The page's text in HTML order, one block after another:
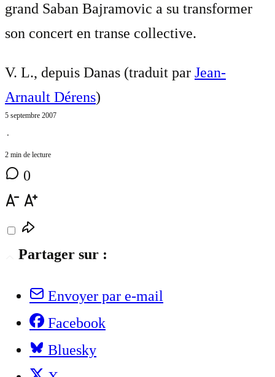
grand Saban Bajramovic a su transformer
son concert en transe collective.
V. L., depuis Danas (traduit par Jean-
Arnault Dérens)
5 septembre 2007
⋅
2 min de lecture
0
Partager sur :
Envoyer par e-mail
Facebook
Bluesky